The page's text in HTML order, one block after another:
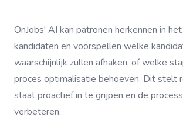
OnJobs' AI kan patronen herkennen in
kandidaten en voorspellen welke
waarschijnlijk zullen afhaken, of welke
proces optimalisatie behoeven. Dit stelt
staat proactief in te grijpen en de
verbeteren.